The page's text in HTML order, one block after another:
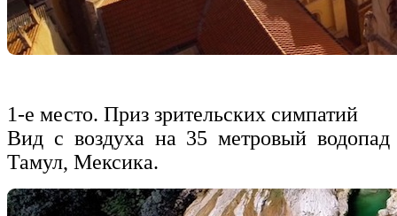
1-е место. Приз зрительских симпатий
Вид с воздухана 35 метровыйводопад
Тамул, Мексика.